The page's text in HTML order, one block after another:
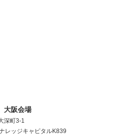
大阪会場
深町3-1
レッジキャピタルK839